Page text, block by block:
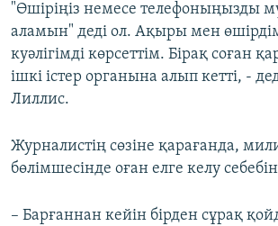
"Өшіріңіз немесе телефоныңызды
аламын" деді ол. Ақыры мен
куәлігімді көрсеттім. Бірақ соған
ішкі істер органына алып кетті, -
Лиллис.
Журналистің сөзіне қарағанда,
бөлімшесінде оған елге келу
– Барғаннан кейін бірден сұрақ